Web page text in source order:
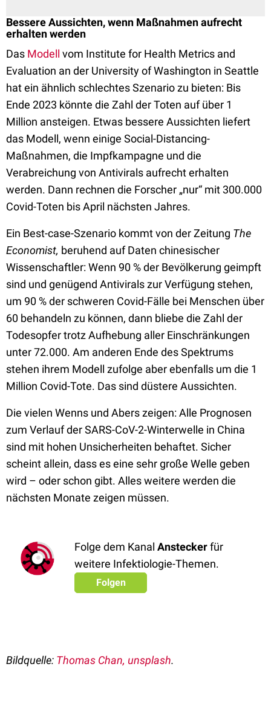
Bessere Aussichten, wenn Maßnahmen aufrecht
erhalten werden
Das Modell vom Institute for Health Metrics and
Evaluation an der University of Washington in Seattle
hat ein ähnlich schlechtes Szenario zu bieten: Bis
Ende 2023 könnte die Zahl der Toten auf über 1
Million ansteigen. Etwas bessere Aussichten liefert
das Modell, wenn einige Social-Distancing-
Maßnahmen, die Impfkampagne und die
Verabreichung von Antivirals aufrecht erhalten
werden. Dann rechnen die Forscher „nur“ mit 300.000
Covid-Toten bis April nächsten Jahres.
Ein Best-case-Szenario kommt von der Zeitung The
Economist, beruhend auf Daten chinesischer
Wissenschaftler: Wenn 90 % der Bevölkerung geimpft
sind und genügend Antivirals zur Verfügung stehen,
um 90 % der schweren Covid-Fälle bei Menschen über
60 behandeln zu können, dann bliebe die Zahl der
Todesopfer trotz Aufhebung aller Einschränkungen
unter 72.000. Am anderen Ende des Spektrums
stehen ihrem Modell zufolge aber ebenfalls um die 1
Million Covid-Tote. Das sind düstere Aussichten.
Die vielen Wenns und Abers zeigen: Alle Prognosen
zum Verlauf der SARS-CoV-2-Winterwelle in China
sind mit hohen Unsicherheiten behaftet. Sicher
scheint allein, dass es eine sehr große Welle geben
wird – oder schon gibt. Alles weitere werden die
nächsten Monate zeigen müssen.
Folge dem Kanal Ansteckerfür
weitere Infektiologie-Themen.
Folgen
Bildquelle: Thomas Chan, unsplash.